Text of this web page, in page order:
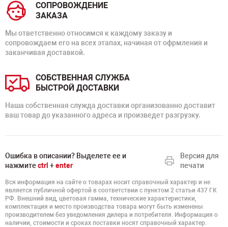
СОПРОВОЖДЕНИЕ
ЗАКАЗА
Мы ответственно относимся к каждому заказу и
сопровождаем его на всех этапах, начиная от офрмления и
заканчивая доставкой.
СОБСТВЕННАЯ СЛУЖБА
БЫСТРОЙ ДОСТАВКИ
Наша собственная служда доставки организованно доставит
ваш товар до указанного адреса и произведет разгрузку.
Ошибка в описании? Выделете ее и
нажмите ctrl +enter
Версия для
печати
Вся информация на сайте о товарах носит справочный характер и не
является публичной офертой в соответствии с пунктом 2 статьи 437 ГК
РФ. Внешний вид, цветовая гамма, технические характеристики,
комплектация и место производства товара могут быть изменены
производителем без уведомления дилера и потребителя. Информация о
наличии, стоимости и сроках поставки носят справочный характер.